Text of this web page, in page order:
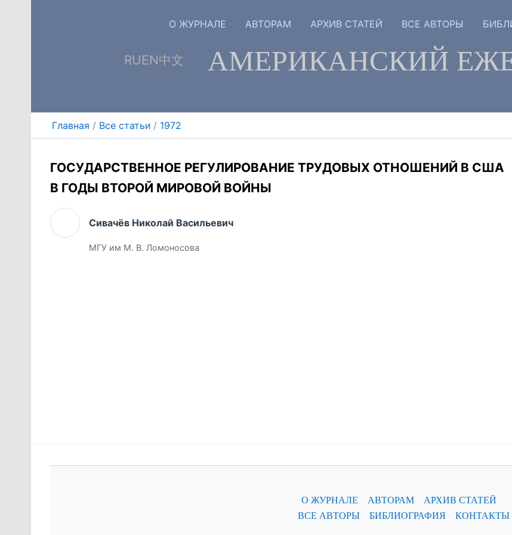
RUEN中文 АМЕРИКАНСКИЙ
О ЖУРНАЛЕ АВТОРАМ АРХИВ СТАТЕЙ ВСЕ АВТОРЫ
Главная Все статьи 1972
ГОСУДАРСТВЕННОЕ РЕГУЛИРОВАНИЕ ТРУДОВЫХ ОТНОШЕНИЙ В США
В ГОДЫ ВТОРОЙ МИРОВОЙ ВОЙНЫ
Сивачёв Николай Васильевич
МГУ им М. В. Ломоносова
О ЖУРНАЛЕ АВТОРАМ
АРХИВ СТАТЕЙ
ВСЕ АВТОРЫ
БИБЛИОГРАФИЯ КОНТАКТЫ